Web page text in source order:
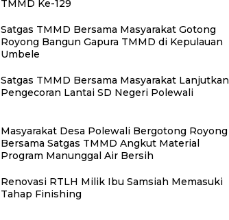
TMMD Ke-129
Satgas TMMD Bersama Masyarakat Gotong
Royong Bangun Gapura TMMD di Kepulauan
Umbele
Satgas TMMD Bersama Masyarakat Lanjutkan
Pengecoran Lantai SD Negeri Polewali
Masyarakat Desa Polewali Bergotong Royong
Bersama Satgas TMMD Angkut Material
Program Manunggal Air Bersih
Renovasi RTLH Milik Ibu Samsiah Memasuki
Tahap Finishing